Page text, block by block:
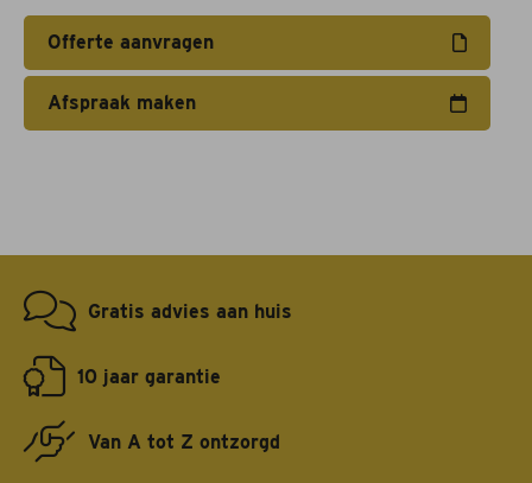
Offerte aanvragen
Afspraak maken
Gratis advies aan huis
10 jaar garantie
Van A tot Z ontzorgd